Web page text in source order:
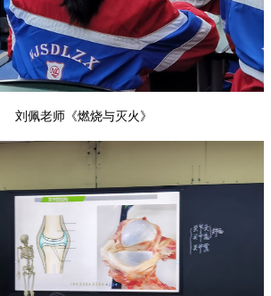
刘佩老师《燃烧与灭火》